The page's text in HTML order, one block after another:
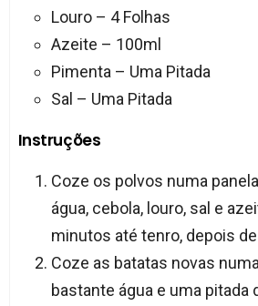
Louro – 4 Folhas
Azeite – 100ml
Pimenta – Uma Pitada
Sal – Uma Pitada
Instruções
Coze os polvos numa
água, cebola, louro, sal e
minutos até tenro, depois
Coze as batatas novas
bastante água e uma pitada